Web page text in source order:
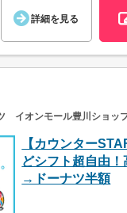
詳細を見る
イオンモール豊川ショッ
【カウンター
どシフト超自由
→ドーナツ半額